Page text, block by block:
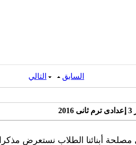
السابق التالي